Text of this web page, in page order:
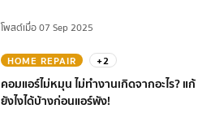
โพสต์เมื่อ 07 Sep 2025
HOME REPAIR +2
คอมแอร์ไม่หมุน ไม่ทํางานเกิดจากอะไร? แก้
ยังไงได้บ้างก่อนแอร์พัง!